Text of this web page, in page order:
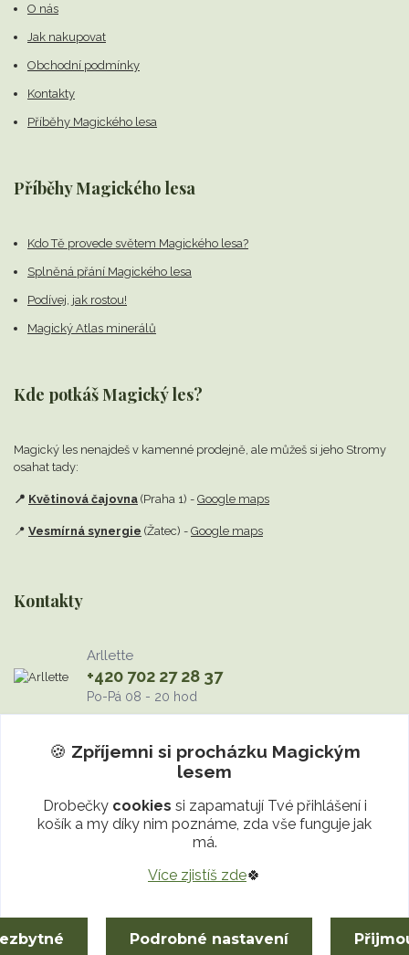
O nás
Jak nakupovat
Obchodní podmínky
Kontakty
Příběhy Magického lesa
Příběhy Magického lesa
Kdo Tě provede světem Magického lesa?
Splněná přání Magického lesa
Podívej, jak rostou!
Magický Atlas minerálů
Kde potkáš Magický les?
Magický les nenajdeš v kamenné prodejně, ale můžeš si jeho Stromy
osahat tady:
📍 Květinová čajovna (Praha 1) - Google maps
📍 Vesmírná synergie (Žatec) - Google maps
Kontakty
Arllette
+420 702 27 28 37
Po-Pá 08 - 20 hod
info@MagickyLes.cz
🍪 Zpříjemni si procházku Magickým
lesem
Drobečky cookies si zapamatují Tvé přihlášení i
košík a my díky nim poznáme, zda vše funguje jak
má.
Více zjistíš zde🍀
Podrobné nastavení